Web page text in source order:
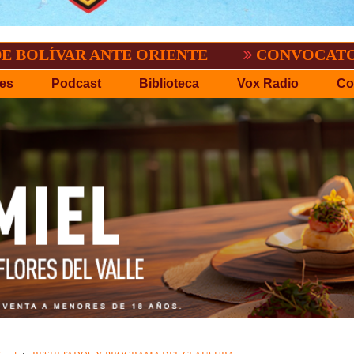
ANTE ORIENTE CONVOCATORIA DEL
Podcast Biblioteca Vox Radio